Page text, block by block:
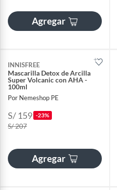
Agregar
INNISFREE
Mascarilla Detox de Arcilla
Super Volcanic con AHA -
100ml
Por Nemeshop PE
S/ 159 -23%
S/ 207
Agregar